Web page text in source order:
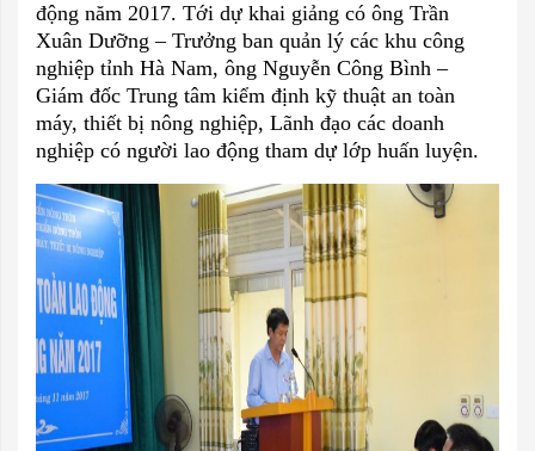
động năm 2017. Tới dự khai giảng có ông Trần
Xuân Dưỡng – Trưởng ban quản lý các khu công
nghiệp tỉnh Hà Nam, ông Nguyễn Công Bình –
Giám đốc Trung tâm kiểm định kỹ thuật an toàn
máy, thiết bị nông nghiệp, Lãnh đạo các doanh
nghiệp có người lao động tham dự lớp huấn luyện.